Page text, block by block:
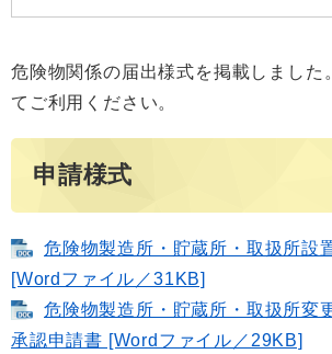
危険物関係の届出様式を掲載しました
てご利用ください。
申請様式
危険物製造所・貯蔵所・取扱所設
[Wordファイル／31KB]
危険物製造所・貯蔵所・取扱所変
承認申請書 [Wordファイル／29KB]